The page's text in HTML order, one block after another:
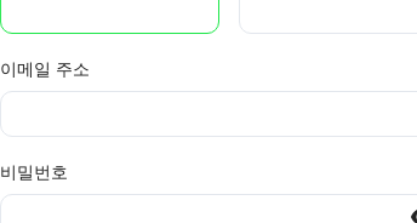
이메일 주소
비밀번호